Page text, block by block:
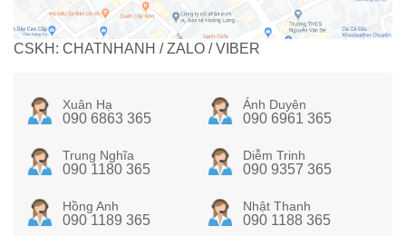
CSKH: CHATNHANH / ZALO / VIBER
Xuân Hạ
090 6863 365
Ánh Duyên
090 6961 365
Trung Nghĩa
090 1180 365
Diễm Trinh
090 9357 365
Hồng Anh
090 1189 365
Nhật Thanh
090 1188 365